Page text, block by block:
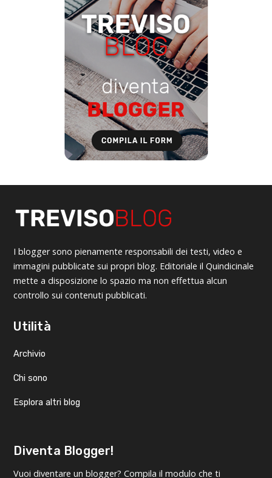
I blogger sono pienamente responsabili dei testi, video e
immagini pubblicate sui propri blog. Editoriale il Quindicinale
mette a disposizione lo spazio ma non effettua alcun
controllo sui contenuti pubblicati.
Utilità
Archivio
Chi sono
Esplora altri blog
Diventa Blogger!
Vuoi diventare un blogger? Compila il modulo che ti